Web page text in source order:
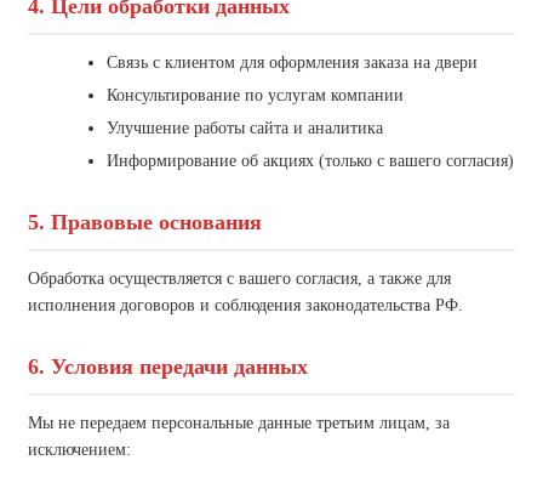
4. Цели обработки данных
Связь с клиентом для оформления заказа на двери
Консультирование по услугам компании
Улучшение работы сайта и аналитика
Информирование об акциях (только с вашего согласия)
5. Правовые основания
Обработка осуществляется с вашего согласия, а также для
исполнения договоров и соблюдения законодательства РФ.
6. Условия передачи данных
Мы не передаем персональные данные третьим лицам, за
исключением: